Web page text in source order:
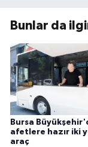
Bunlar da
Bursa
afetlere hazır iki
araç